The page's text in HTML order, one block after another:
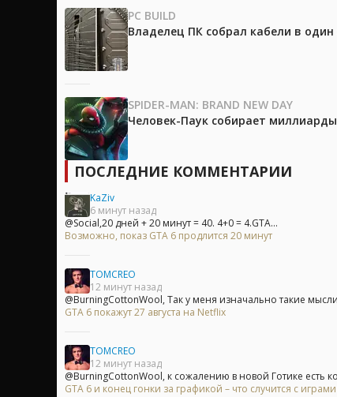
PC BUILD
Владелец ПК собрал кабели в
SPIDER-MAN: BRAND NEW DAY
Человек-Паук собирает
ПОСЛЕДНИЕ КОММЕНТАРИИ
KaZiv
6 минут назад
@Social,20 дней + 20 минут = 40. 4+0 = 4.GTA...
Возможно, показ GTA 6 продлится 20 минут
TOMCREO
12 минут назад
@BurningCottonWool, Так у меня изначально такие
GTA 6 покажут 27 августа на Netflix
TOMCREO
12 минут назад
@BurningCottonWool, к сожалению в новой Готике есть
GTA 6 и конец гонки за графикой – что случится с